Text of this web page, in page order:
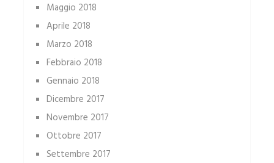
Maggio 2018
Aprile 2018
Marzo 2018
Febbraio 2018
Gennaio 2018
Dicembre 2017
Novembre 2017
Ottobre 2017
Settembre 2017